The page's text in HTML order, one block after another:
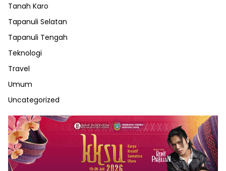
Tanah Karo
Tapanuli Selatan
Tapanuli Tengah
Teknologi
Travel
Umum
Uncategorized